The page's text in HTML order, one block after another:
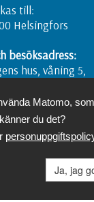
till:
Helsingfors
besöksadress:
hus, våning 5,
Matomo,
du det?
Ja, jag